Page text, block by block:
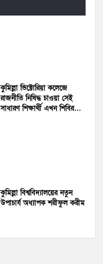
কুমিল্লা ভিক্টোরিয়া কলেজে
রাজনীতি নিষিদ্ধ চাওয়া সেই
সাধারণ শিক্ষার্থী এখন শিবির…
কুমিল্লা বিশ্ববিদ্যালয়ের নতুন
উপাচার্য অধ্যাপক শরীফুল করীম